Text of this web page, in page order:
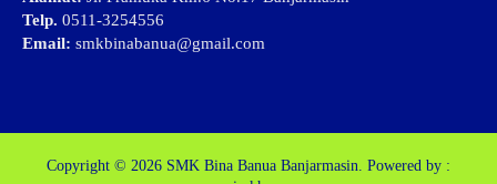
Telp. 0511-3254556
Email: smkbinabanua@gmail.com
Copyright © 2026 SMK Bina Banua Banjarmasin. Powered by :